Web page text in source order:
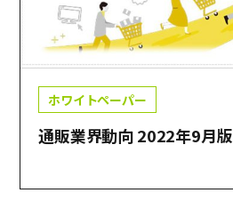
ホワイトペーパー
通販業界動向 2022年9月版